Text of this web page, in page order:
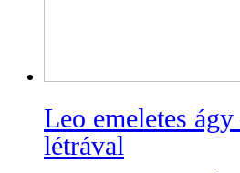
Leo emeletes ágy
létrával